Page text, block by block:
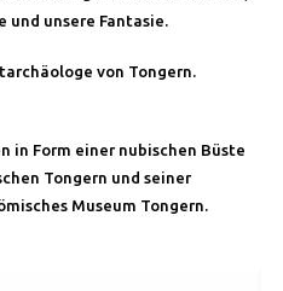
und unsere Fantasie.
von Tongern.
in Form einer nubischen Büste
Tongern und seiner
Museum Tongern.